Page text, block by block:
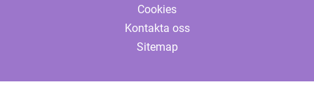
Cookies
Kontakta oss
Sitemap